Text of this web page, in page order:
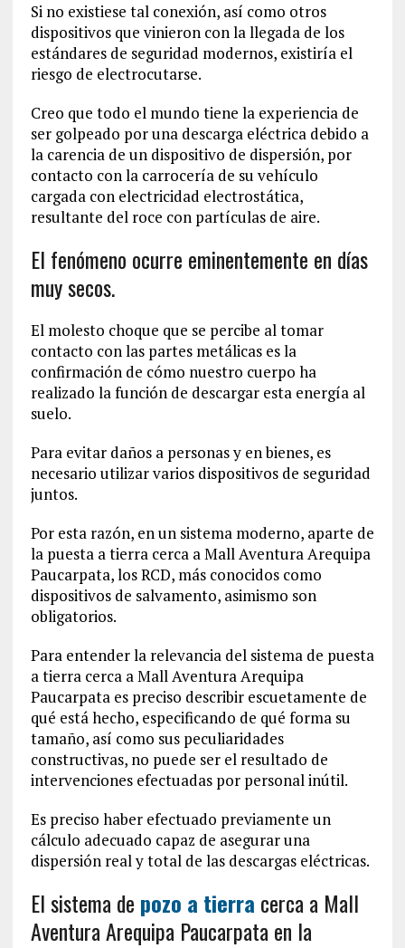
Si no existiese tal conexión, así como otros
dispositivos que vinieron con la llegada de los
estándares de seguridad modernos, existiría el
riesgo de electrocutarse.
Creo que todo el mundo tiene la experiencia de
ser golpeado por una descarga eléctrica debido a
la carencia de un dispositivo de dispersión, por
contacto con la carrocería de su vehículo
cargada con electricidad electrostática,
resultante del roce con partículas de aire.
El fenómeno ocurre eminentemente en días
muy secos.
El molesto choque que se percibe al tomar
contacto con las partes metálicas es la
confirmación de cómo nuestro cuerpo ha
realizado la función de descargar esta energía al
suelo.
Para evitar daños a personas y en bienes, es
necesario utilizar varios dispositivos de seguridad
juntos.
Por esta razón, en un sistema moderno, aparte de
la puesta a tierra cerca a Mall Aventura Arequipa
Paucarpata, los RCD, más conocidos como
dispositivos de salvamento, asimismo son
obligatorios.
Para entender la relevancia del sistema de puesta
a tierra cerca a Mall Aventura Arequipa
Paucarpata es preciso describir escuetamente de
qué está hecho, especificando de qué forma su
tamaño, así como sus peculiaridades
constructivas, no puede ser el resultado de
intervenciones efectuadas por personal inútil.
Es preciso haber efectuado previamente un
cálculo adecuado capaz de asegurar una
dispersión real y total de las descargas eléctricas.
El sistema de pozo a tierra cerca a Mall
Aventura Arequipa Paucarpata en la